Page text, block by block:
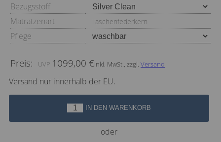
Bezugsstoff
Matratzenart
Taschenfederkern
Pflege
Preis: 1099,00 €inkl. MwSt., zzgl. Versand
Versand nur innerhalb der EU.
IN DEN WARENKORB
oder